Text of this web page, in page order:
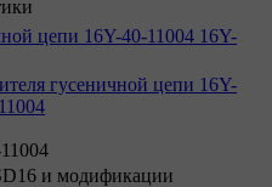
цепи 16Y-40-11004 16Y-
гусеничной цепи 16Y-
и модификации